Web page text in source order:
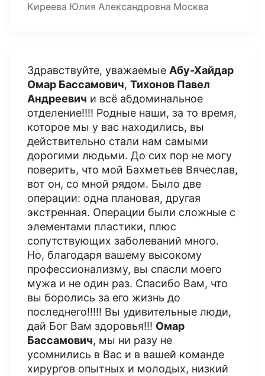
Киреева Юлия Александровна Москва
Здравствуйте, уважаемые Абу-Хайдар
Омар Бассамович, Тихонов Павел
Андреевич и всё абдоминальное
отделение!!!! Родные наши, за то время,
которое мы у вас находились, вы
действительно стали нам самыми
дорогими людьми. До сих пор не могу
поверить, что мой Бахметьев Вячеслав,
вот он, со мной рядом. Было две
операции: одна плановая, другая
экстренная. Операции были сложные с
элементами пластики, плюс
сопутствующих заболеваний много.
Но, благодаря вашему высокому
профессионализму, вы спасли моего
мужа и не один раз. Спасибо Вам, что
вы боролись за его жизнь до
последнего!!!!! Вы удивительные люди,
дай Бог Вам здоровья!!! Омар
Бассамович, мы ни разу не
усомнились в Вас и в вашей команде
хирургов опытных и молодых, низкий